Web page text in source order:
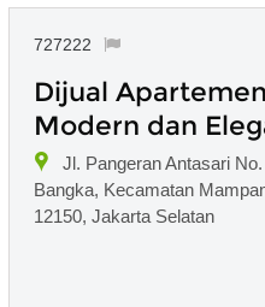
727222
Dijual
Modern dan
Jl. Pangeran Antasari
Bangka, Kecamatan
12150, Jakarta Selatan